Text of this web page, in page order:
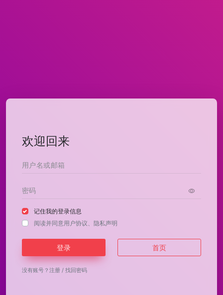
欢迎回来
记住我的登录信息
阅读并同意用户协议、 隐私声明
登录 首页
没有账号？ 注册 / 找回密码